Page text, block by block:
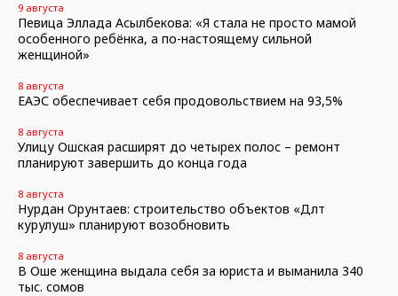
9 августа
Певица Эллада Асылбекова: «Я стала не просто мамой
особенного ребёнка, а по-настоящему сильной
женщиной»
8 августа
ЕАЭС обеспечивает себя продовольствием на 93,5%
8 августа
Улицу Ошская расширят до четырех полос – ремонт
планируют завершить до конца года
8 августа
Нурдан Орунтаев: строительство объектов «Дөөлөт
курулуш» планируют возобновить
8 августа
В Оше женщина выдала себя за юриста и выманила 340
тыс. сомов